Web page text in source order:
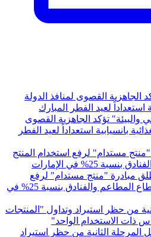
والبيئة" تؤكد الجاهزية القصوى
بانسيابية استعداداً لعيد الفطر
مبادرة "منتج مستدام" لرفع
استخدام المنتج المحلي في قطاع المطاعم والفنادق بنسبة 25%؜ في
المرحلة الثانية من حظر استيراد